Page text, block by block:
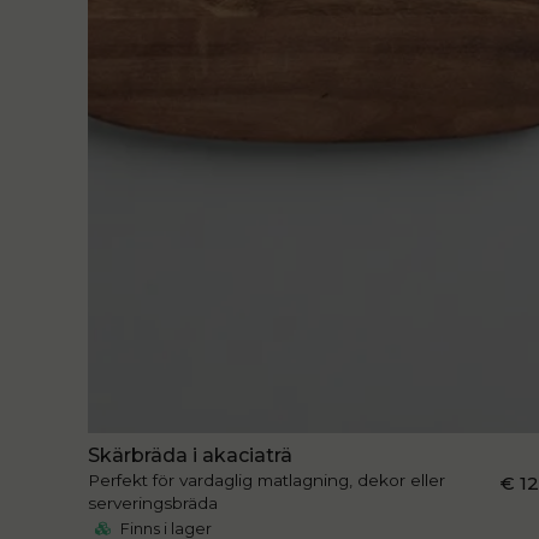
Skärbräda i akaciaträ
Perfekt för vardaglig matlagning, dekor eller
serveringsbräda
€
Finns i lager